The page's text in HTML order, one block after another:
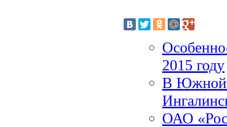
2015 году
В Южной
ОАО